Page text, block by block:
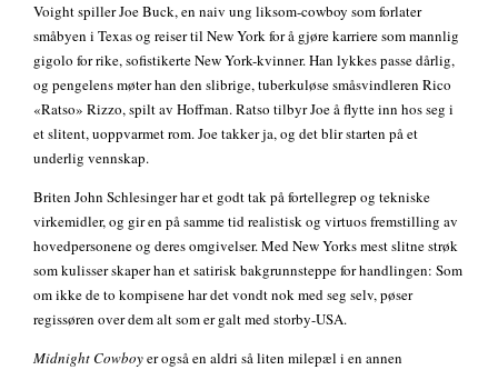
Voight spiller Joe Buck, en naiv ung liksom-cowboy som forlater
småbyen i Texas og reiser til New York for å gjøre karriere som mannlig
gigolo for rike, sofistikerte New York-kvinner. Han lykkes passe dårlig,
og pengelens møter han den slibrige, tuberkuløse småsvindleren Rico
«Ratso» Rizzo, spilt av Hoffman. Ratso tilbyr Joe å flytte inn hos seg i
et slitent, uoppvarmet rom. Joe takker ja, og det blir starten på et
underlig vennskap.
Briten John Schlesinger har et godt tak på fortellegrep og tekniske
virkemidler, og gir en på samme tid realistisk og virtuos fremstilling av
hovedpersonene og deres omgivelser. Med New Yorks mest slitne strøk
som kulisser skaper han et satirisk bakgrunnsteppe for handlingen: Som
om ikke de to kompisene har det vondt nok med seg selv, pøser
regissøren over dem alt som er galt med storby-USA.
Midnight Cowboyer også en aldri så liten milepæl i en annen